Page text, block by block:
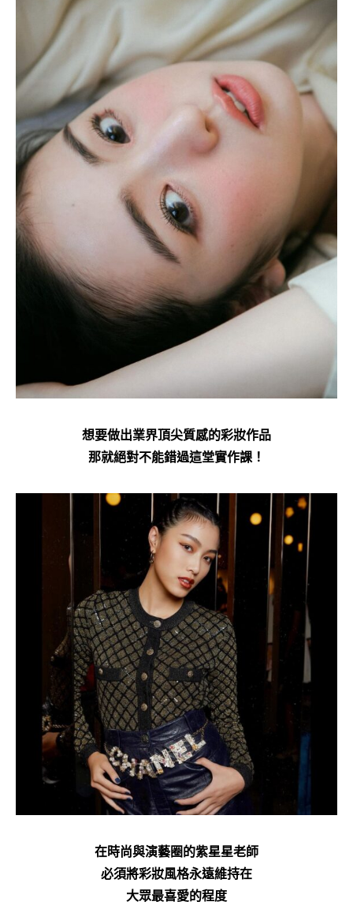
想要做出業界頂尖質感的彩妝作品
那就絕對不能錯過這堂實作課！
在時尚與演藝圈的紫星星老師
必須將彩妝風格永遠維持在
大眾最喜愛的程度